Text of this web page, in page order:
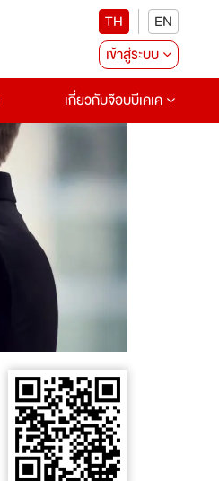
TH
EN
เข้าสู่ระบบ
เกี่ยวกับจ๊อบบีเคเค